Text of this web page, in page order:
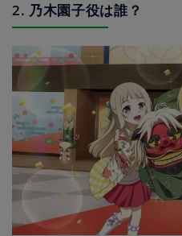
2. 乃木園子役は誰？